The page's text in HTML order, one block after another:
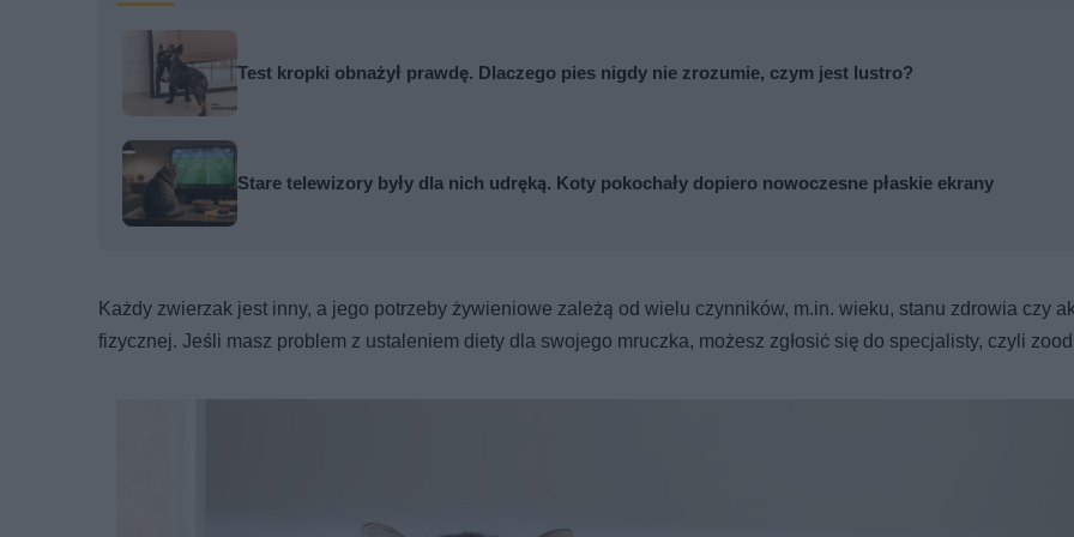
Test kropki obnażył prawdę. Dlaczego pies nigdy nie zrozumie, czym jest lustro?
Stare telewizory były dla nich udręką. Koty pokochały dopiero nowoczesne płaskie ekrany
Każdy zwierzak jest inny, a jego potrzeby żywieniowe zależą od wielu czynników, m.in. wieku, stanu zdrowia czy
fizycznej. Jeśli masz problem z ustaleniem diety dla swojego mruczka, możesz zgłosić się do specjalisty, czyli